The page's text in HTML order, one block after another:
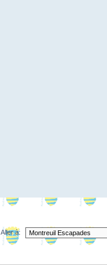
Aller à: